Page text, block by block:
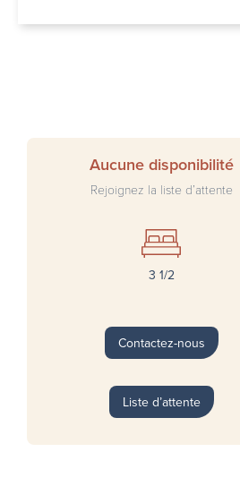
Aucune disponibilité
Rejoignez la liste d’attente
3 1/2
Contactez-nous
Liste d’attente